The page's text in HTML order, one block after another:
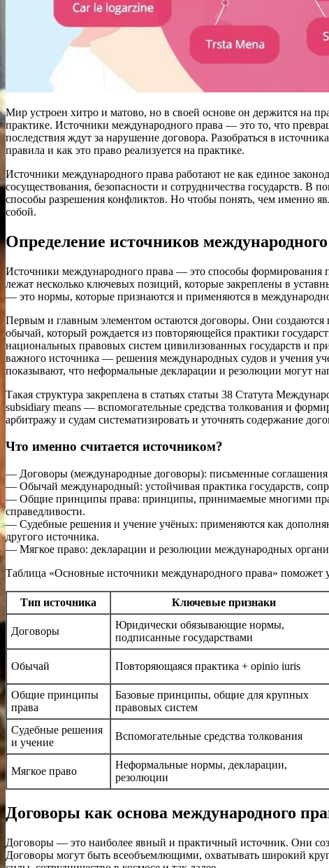
Мир устроен хитро и матово, но в своей основе он держится на
практике. Источники международного права — это то, что
последствия ждут за нарушение договора. Разобраться в
правила и как это право реализуется на практике.
Источники международного права работают не как единое
сосуществования, безопасности и сотрудничества государств.
способы разрешения конфликтов. Но чтобы понять, чем именно
собой.
Определение источников
Источники международного права — это способы формирования
лежат несколько ключевых позиций, которые закреплены в
— это нормы, которые признаются и применяются в
Первым и главным элементом остаются договоры. Они
обычай, который рождается из повторяющейся практики
национальных правовых систем цивилизованных государств и
важного источника — решения международных судов и учения
показывают, что неформальные декларации и резолюции могут
Такая структура закреплена в статьях статьи 38 Статута
subsidiary means — вспомогательные средства толкования и
арбитражу и судам систематизировать и уточнять содержание
Что именно считается источником?
— Договоры (международные договоры): письменные соглашения
— Обычай международный: устойчивая практика государств,
— Общие принципы права: принципы, принимаемые многими
справедливости.
— Судебные решения и учение учёных: применяются как
другого источника.
— Мягкое право: декларации и резолюции международных
Таблица «Основные источники международного права» поможет
Тип источника Ключевые признаки
Договоры
Юридически обязывающие нормы,
подписанные государствами
Обычай Повторяющаяся практика + opinio iuris
Общие принципы
права
Базовые принципы, общие для крупных
правовых систем
Судебные решения
и учение
Вспомогательные средства толкования
Мягкое право
Неформальные нормы, декларации,
резолюции
Договоры как основа международного
Договоры — это наиболее явный и практичный источник. Они
Договоры могут быть всеобъемлющими, охватывать широкий